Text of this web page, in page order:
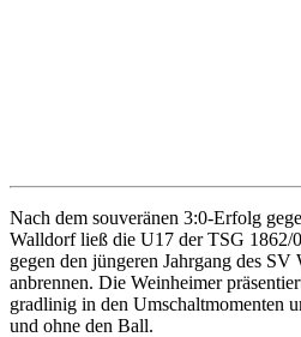
Nach dem souveränen 3:0-Erfolg
Walldorf ließ die U17 der TSG 1862/
gegen den jüngeren Jahrgang des
anbrennen. Die Weinheimer
gradlinig in den Umschaltmomenten
und ohne den Ball.